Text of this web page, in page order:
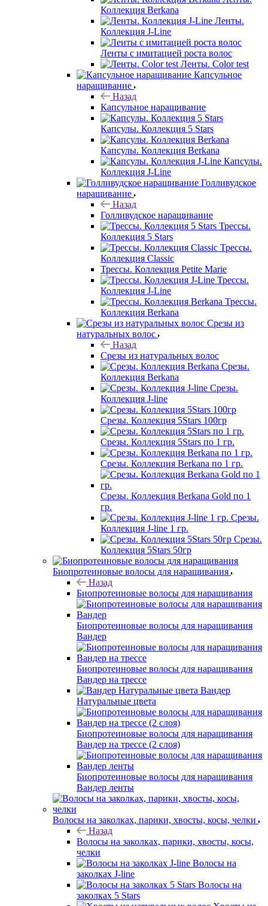
Коллекция Berkana
Ленты.
Коллекция J-Line
Ленты с имитацией роста волос
Ленты. Color test
Капсульное
наращивание
Назад
Капсульное наращивание
Капсулы. Коллекция 5 Stars
Капсулы. Коллекция Berkana
Капсулы.
Коллекция J-Line
Голливудское
наращивание
Назад
Голливудское наращивание
Трессы.
Коллекция 5 Stars
Трессы.
Коллекция Classic
Трессы. Коллекция Petite Marie
Трессы.
Коллекция J-Line
Трессы.
Коллекция Berkana
Срезы из
натуральных волос
Назад
Срезы из натуральных волос
Срезы.
Коллекция Berkana
Срезы.
Коллекция J-line
Срезы. Коллекция 5Stars 100гр
Срезы. Коллекция 5Stars по 1 гр.
Срезы. Коллекция Berkana по 1 гр.
Срезы. Коллекция Berkana Gold по 1
гр.
Срезы.
Коллекция J-line 1 гр.
Срезы.
Коллекция 5Stars 50гр
Биопротеиновые волосы для наращивания
Назад
Биопротеиновые волосы для наращивания
Биопротеиновые волосы для наращивания
Вандер
Биопротеиновые волосы для наращивания
Вандер на трессе
Вандер
Натуральные цвета
Биопротеиновые волосы для наращивания
Вандер на трессе (2 слоя)
Биопротеиновые волосы для наращивания
Вандер ленты
Волосы на заколках, парики, хвосты, косы, челки
Назад
Волосы на заколках, парики, хвосты, косы,
челки
Волосы на
заколках J-line
Волосы на
заколках 5 Stars